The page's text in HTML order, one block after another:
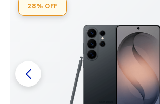
28% OFF